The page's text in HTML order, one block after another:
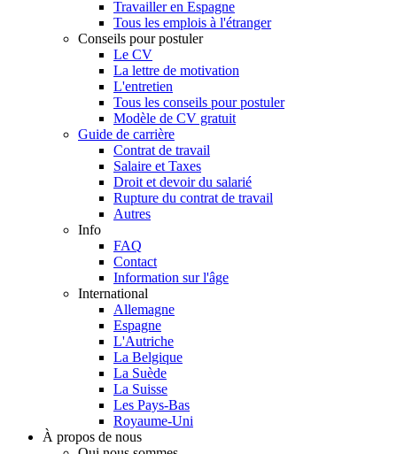
Travailler en Espagne
Tous les emplois à l'étranger
Conseils pour postuler
Le CV
La lettre de motivation
L'entretien
Tous les conseils pour postuler
Modèle de CV gratuit
Guide de carrière
Contrat de travail
Salaire et Taxes
Droit et devoir du salarié
Rupture du contrat de travail
Autres
Info
FAQ
Contact
Information sur l'âge
International
Allemagne
Espagne
L'Autriche
La Belgique
La Suède
La Suisse
Les Pays-Bas
Royaume-Uni
À propos de nous